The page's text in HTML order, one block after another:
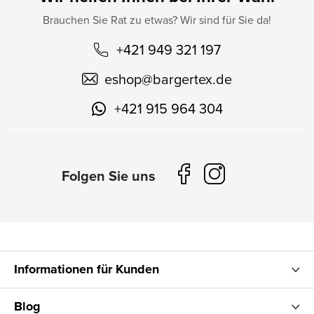
Brauchen Sie Rat zu etwas? Wir sind für Sie da!
+421 949 321 197
eshop@bargertex.de
+421 915 964 304
Informationen für Kunden
Blog